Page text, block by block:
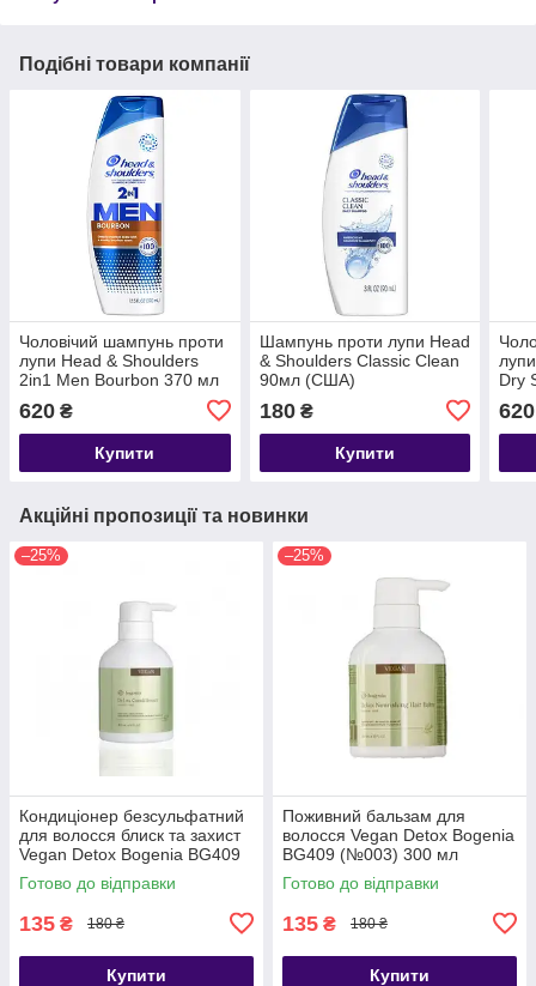
Подібні товари компанії
Чоловічий шампунь проти
лупи Head & Shoulders
2in1 Men Bourbon 370 мл
620 ₴
Купити
Шампунь проти лупи Head
& Shoulders Classic Clean
90мл (США)
180₴
Купити
Dry
620
Акційні пропозиції та новинки
–25%
Кондиціонер безсульфатний
для волосся блиск та захист
Vegan Detox Bogenia BG409
(№002) 300 мл
Готово до відправки
135 ₴ 180 ₴
Купити
–25%
Поживний бальзам для
волосся Vegan Detox Bogenia
BG409 (№003) 300 мл
Готово до відправки
135 ₴ 180 ₴
Купити